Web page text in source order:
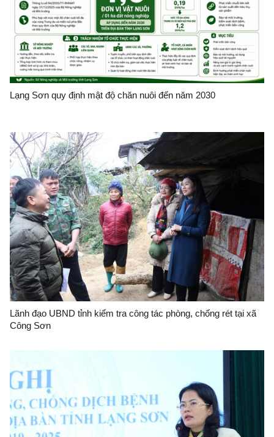
Lạng Sơn quy định mật độ chăn nuôi đến năm 2030
Lãnh đạo UBND tỉnh kiểm tra công tác phòng, chống rét tại xã
Công Sơn